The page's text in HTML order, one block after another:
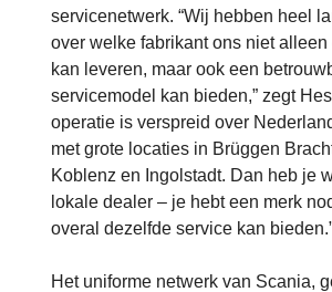
servicenetwerk. “Wij hebben heel
over welke fabrikant ons niet
kan leveren, maar ook een
servicemodel kan bieden,” zegt
operatie is verspreid over
met grote locaties in Brüggen
Koblenz en Ingolstadt. Dan heb je
lokale dealer – je hebt een merk
overal dezelfde service kan
Het uniforme netwerk van Scania,